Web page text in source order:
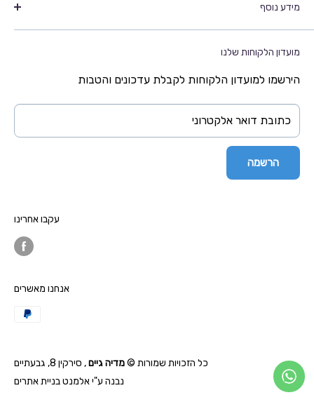
הקיימת זה למעלה מ 20 שנים בתחום.
אנו מאמינים בשירות אמין, מהיר ומסור, ויעידו על כך לקוחותינו
הרבים והוותיקים.
קרא עוד +
מידע נוסף
אודות
נותני אחריות ותמיכה
תנאי שימוש
ביטול עסקה
יצירת קשר
הצהרת נגישות
הצהרת פרטיות
מועדון הלקוחות שלנו
הירשמו למועדון הלקוחות לקבלת עדכונים והטבות
כתובת דואר אלקטרוני
הרשמה
כל הזכויות שמורות ©מדיה גיים, סירקין 8, גבעתיים
נבנה ע"יאלמנט בניית אתרים
עקבו אחרינו
אנחנו מאשרים